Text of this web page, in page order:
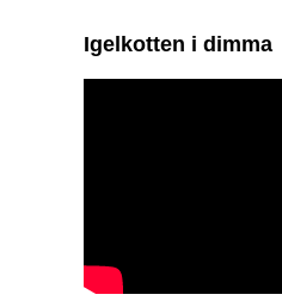
Igelkotten i dimma